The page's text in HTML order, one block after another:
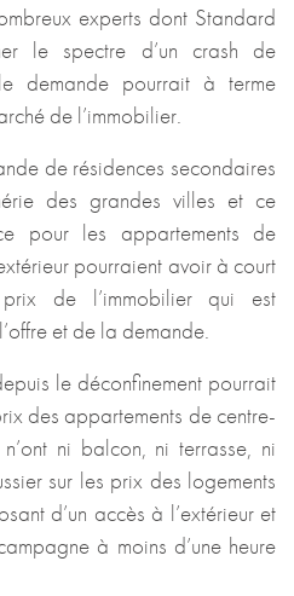
experts dont Standard
le spectre d’un crash de
demande pourrait à terme
de l’immobilier.
de résidences secondaires
des grandes villes et ce
pour les appartements de
pourraient avoir à court
de l’immobilier qui est
et de la demande.
le déconfinement pourrait
des appartements de centre-
ni balcon, ni terrasse, ni
sur les prix des logements
d’un accès à l’extérieur et
à moins d’une heure